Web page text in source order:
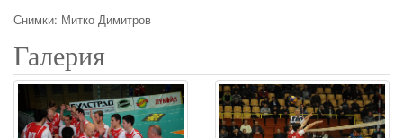
Снимки: Митко Димитров
Галерия